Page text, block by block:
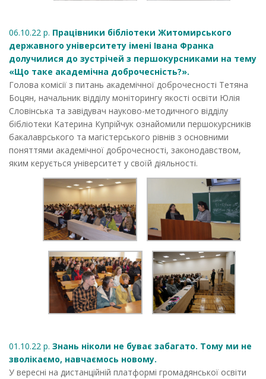
06.10.22 р. Працівники бібліотеки Житомирського
державного університету імені Івана Франка
долучилися до зустрічей з першокурсниками на тему
«Що таке академічна доброчесність?».
Голова комісії з питань академічної доброчесності Тетяна
Боцян, начальник відділу моніторингу якості освіти Юлія
Словінська та завідувач науково-методичного відділу
бібліотеки Катерина Купрійчук ознайомили першокурсників
бакалаврського та магістерського рівнів з основними
поняттями академічної доброчесності, законодавством,
яким керується університет у своїй діяльності.
01.10.22 р. Знань ніколи не буває забагато. Тому ми не
зволікаємо, навчаємось новому.
У вересні на дистанційній платформі громадянської освіти